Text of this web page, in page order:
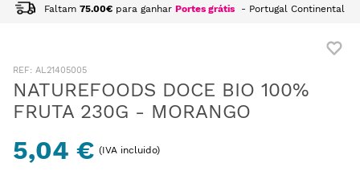
Faltam 75.00€ para ganhar Portes grátis - Portugal Continental
: AL21405005
NATUREFOODS DOCE BIO 100%
FRUTA 230G - MORANGO
5,04 € (IVA incluido)